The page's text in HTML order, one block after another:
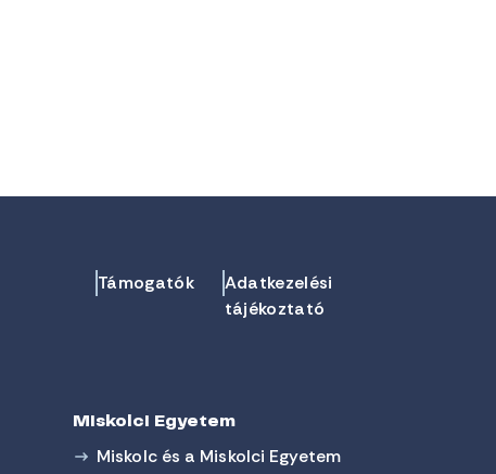
Támogatók
Adatkezelési
tájékoztató
Miskolci Egyetem
Miskolc és a Miskolci Egyetem